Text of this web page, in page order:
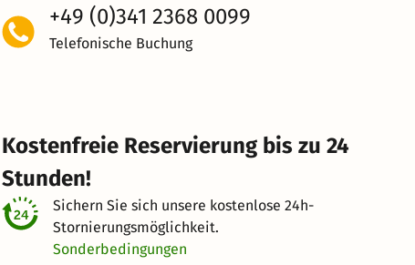
+49 (0)341 2368 0099
Telefonische Buchung
Kostenfreie Reservierung bis zu 24
Stunden!
Sichern Sie sich unsere kostenlose 24h-
Stornierungsmöglichkeit.
Sonderbedingungen